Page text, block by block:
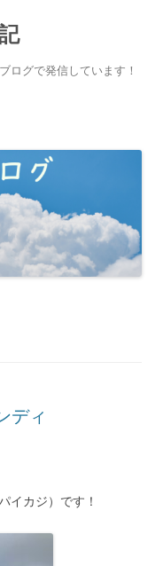
記
ログで発信しています！
へ
ス
ッ
ィ
イカジ）です！